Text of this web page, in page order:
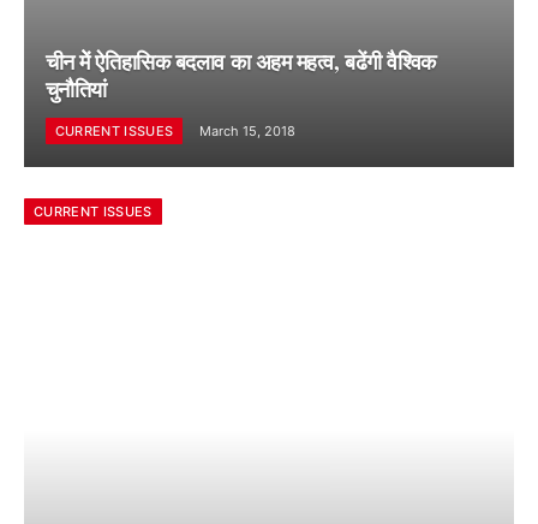
चीन मेें ऐतिहासिक बदलाव का अहम महत्व, बढेंगी वैश्विक
चुनौतियां
CURRENT ISSUES March 15, 2018
CURRENT ISSUES